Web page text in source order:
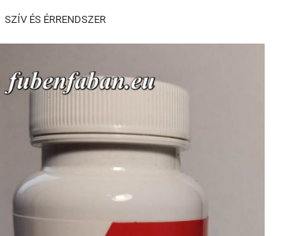
SZÍV ÉS ÉRRENDSZER